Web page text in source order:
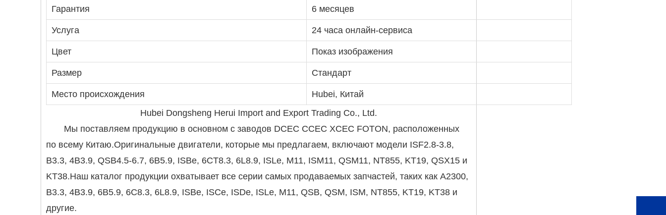
Гарантия 6 месяцев
Услуга 24 часа онлайн-сервиса
Цвет Показ изображения
Размер Стандарт
Место происхождения
Hubei, Китай
Hubei Dongsheng Herui Import and Export Trading Co., Ltd.
Мы поставляем продукцию в основном с заводов DCEC CCEC XCEC FOTON, расположенных
по всему Китаю.Оригинальные двигатели, которые мы предлагаем, включают модели ISF2.8-3.8,
B3.3, 4B3.9, QSB4.5-6.7, 6B5.9, ISBe, 6CT8.3, 6L8.9, ISLe, M11, ISM11, QSM11, NT855, KT19, QSX15 и
KT38.Наш каталог продукции охватывает все серии самых продаваемых запчастей, таких как A2300,
B3.3, 4B3.9, 6B5.9, 6C8.3, 6L8.9, ISBe, ISCe, ISDe, ISLe, M11, QSB, QSM, ISM, NT855, KT19, KT38 и
другие.